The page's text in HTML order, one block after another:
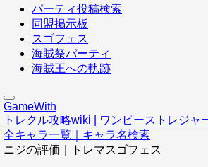
パーティ投稿検索
同盟掲示板
スゴフェス
海賊祭パーティ
海賊王への軌跡
GameWith
トレクル攻略wiki | ワンピーストレジャ
全キャラ一覧｜キャラ名検索
ニジの評価｜トレマスゴフェス